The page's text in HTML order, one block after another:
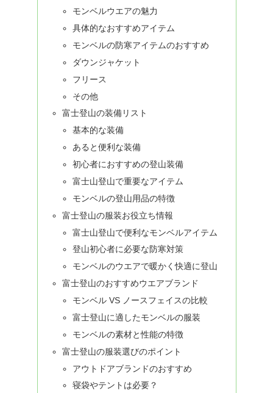
モンベルウエアの魅力
具体的なおすすめアイテム
モンベルの防寒アイテムのおすすめ
ダウンジャケット
フリース
その他
富士登山の装備リスト
基本的な装備
あると便利な装備
初心者におすすめの登山装備
富士山登山で重要なアイテム
モンベルの登山用品の特徴
富士登山の服装お役立ち情報
富士山登山で便利なモンベルアイテム
登山初心者に必要な防寒対策
モンベルのウエアで暖かく快適に登山
富士登山のおすすめウエアブランド
モンベル VS ノースフェイスの比較
富士登山に適したモンベルの服装
モンベルの素材と性能の特徴
富士登山の服装選びのポイント
アウトドアブランドのおすすめ
寝袋やテントは必要？